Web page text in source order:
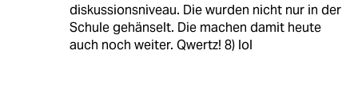
diskussionsniveau. Die wurden nicht nur in der
Schule gehänselt. Die machen damit heute
auch noch weiter. Qwertz! 8) lol